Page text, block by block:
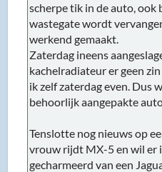
scherpe tik in de auto, ook
wastegate wordt
werkend gemaakt.
Zaterdag ineens
kachelradiateur er geen
ik zelf zaterdag even. Dus
behoorlijk aangepakte
Tenslotte nog nieuws op
vrouw rijdt MX-5 en wil er
gecharmeerd van een